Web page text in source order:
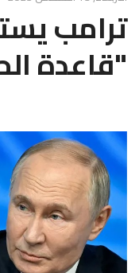
l
e
N
a
g
a
t
i
o
n
ترامب
"قاعدة